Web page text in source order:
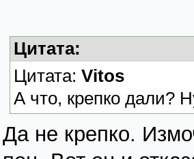
Цитата:
Цитата: Vitos
А что, крепко дали?
Да не крепко.